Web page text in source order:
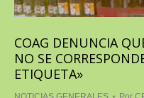
COAG DENUNCIA
NO SE
ETIQUETA»